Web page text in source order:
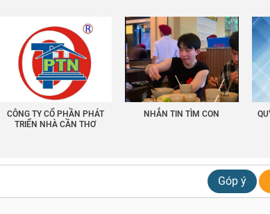
CÔNG TY CỔ PHẦN PHÁT
TRIỂN NHÀ CẦN THƠ
NHẮN TIN TÌM CON
Góp ý